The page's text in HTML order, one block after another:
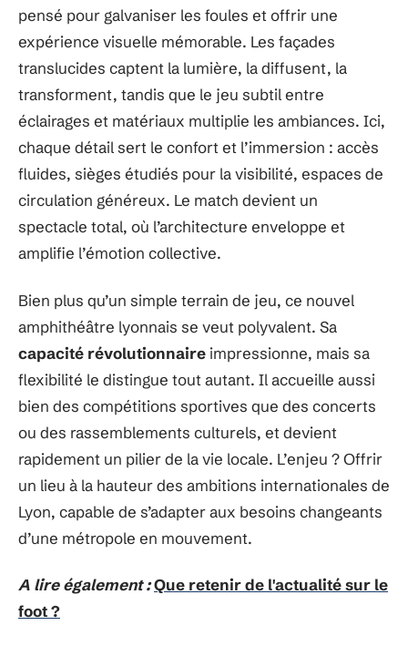
pensé pour galvaniser les foules et offrir une
expérience visuelle mémorable. Les façades
translucides captent la lumière, la diffusent, la
transforment, tandis que le jeu subtil entre
éclairages et matériaux multiplie les ambiances. Ici,
chaque détail sert le confort et l’immersion : accès
fluides, sièges étudiés pour la visibilité, espaces de
circulation généreux. Le match devient un
spectacle total, où l’architecture enveloppe et
amplifie l’émotion collective.
Bien plus qu’un simple terrain de jeu, ce nouvel
amphithéâtre lyonnais se veut polyvalent. Sa
capacité révolutionnaire impressionne, mais sa
flexibilité le distingue tout autant. Il accueille aussi
bien des compétitions sportives que des concerts
ou des rassemblements culturels, et devient
rapidement un pilier de la vie locale. L’enjeu ? Offrir
un lieu à la hauteur des ambitions internationales de
Lyon, capable de s’adapter aux besoins changeants
d’une métropole en mouvement.
A lire également :Que retenir de l'actualité sur le
foot ?